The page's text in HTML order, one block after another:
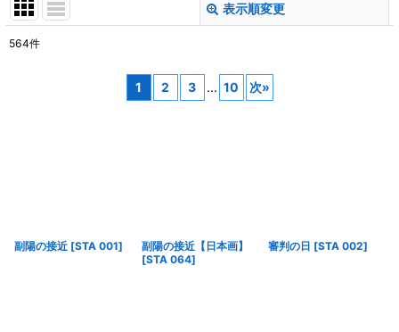
表示順変更
564件
1 2 3 ... 10 次»
副陽の接近 [STA 001]
副陽の接近【日本画】
[STA 064]
審判の日 [STA 002]